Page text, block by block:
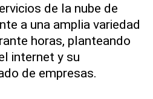
de la nube de
a una amplia variedad
horas, planteando
internet y su
de empresas.